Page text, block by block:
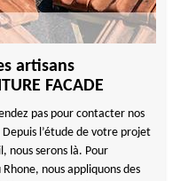
artisans
FACADE
pas pour contacter nos
Depuis l’étude de votre projet
nous serons là. Pour
nous appliquons des